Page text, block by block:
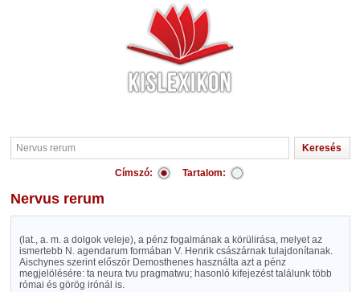
Címszó: Tartalom:
Nervus rerum
(lat., a. m. a dolgok veleje), a pénz fogalmának a körülirása, melyet az
ismertebb N. agendarum formában V. Henrik császárnak tulajdonítanak.
Aischynes szerint először Demosthenes használta azt a pénz
megjelölésére: ta neura tvu pragmatwu; hasonló kifejezést találunk több
római és görög irónál is.